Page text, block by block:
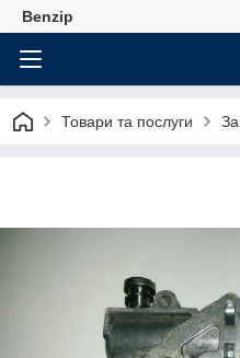
Benzip
Товари та послуги